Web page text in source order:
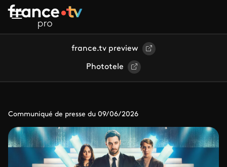
Aller au contenu principal
france.tv preview
Phototele
Communiqué de presse du 09/06/2026